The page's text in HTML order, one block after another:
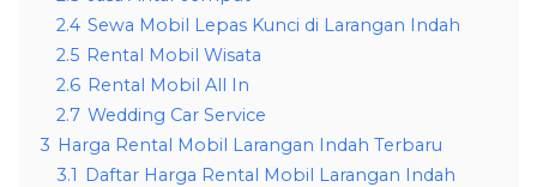
2.4 Sewa Mobil Lepas Kunci di Larangan Indah
2.5 Rental Mobil Wisata
2.6 Rental Mobil All In
2.7 Wedding Car Service
3 Harga Rental Mobil Larangan Indah Terbaru
3.1 Daftar Harga Rental Mobil Larangan Indah